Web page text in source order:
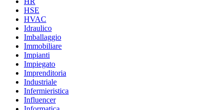
HSE
HVAC
Idraulico
Imballaggio
Immobiliare
Impianti
Impiegato
Imprenditoria
Industriale
Infermieristica
Influencer